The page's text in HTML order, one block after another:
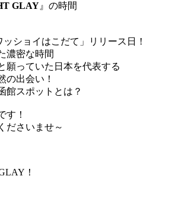
GLAY 』の時間
ショイはこだて」リリース日！
濃密な時間
願っていた日本を代表する
の出会い！
館スポットとは？
す！
ださいませ～
！